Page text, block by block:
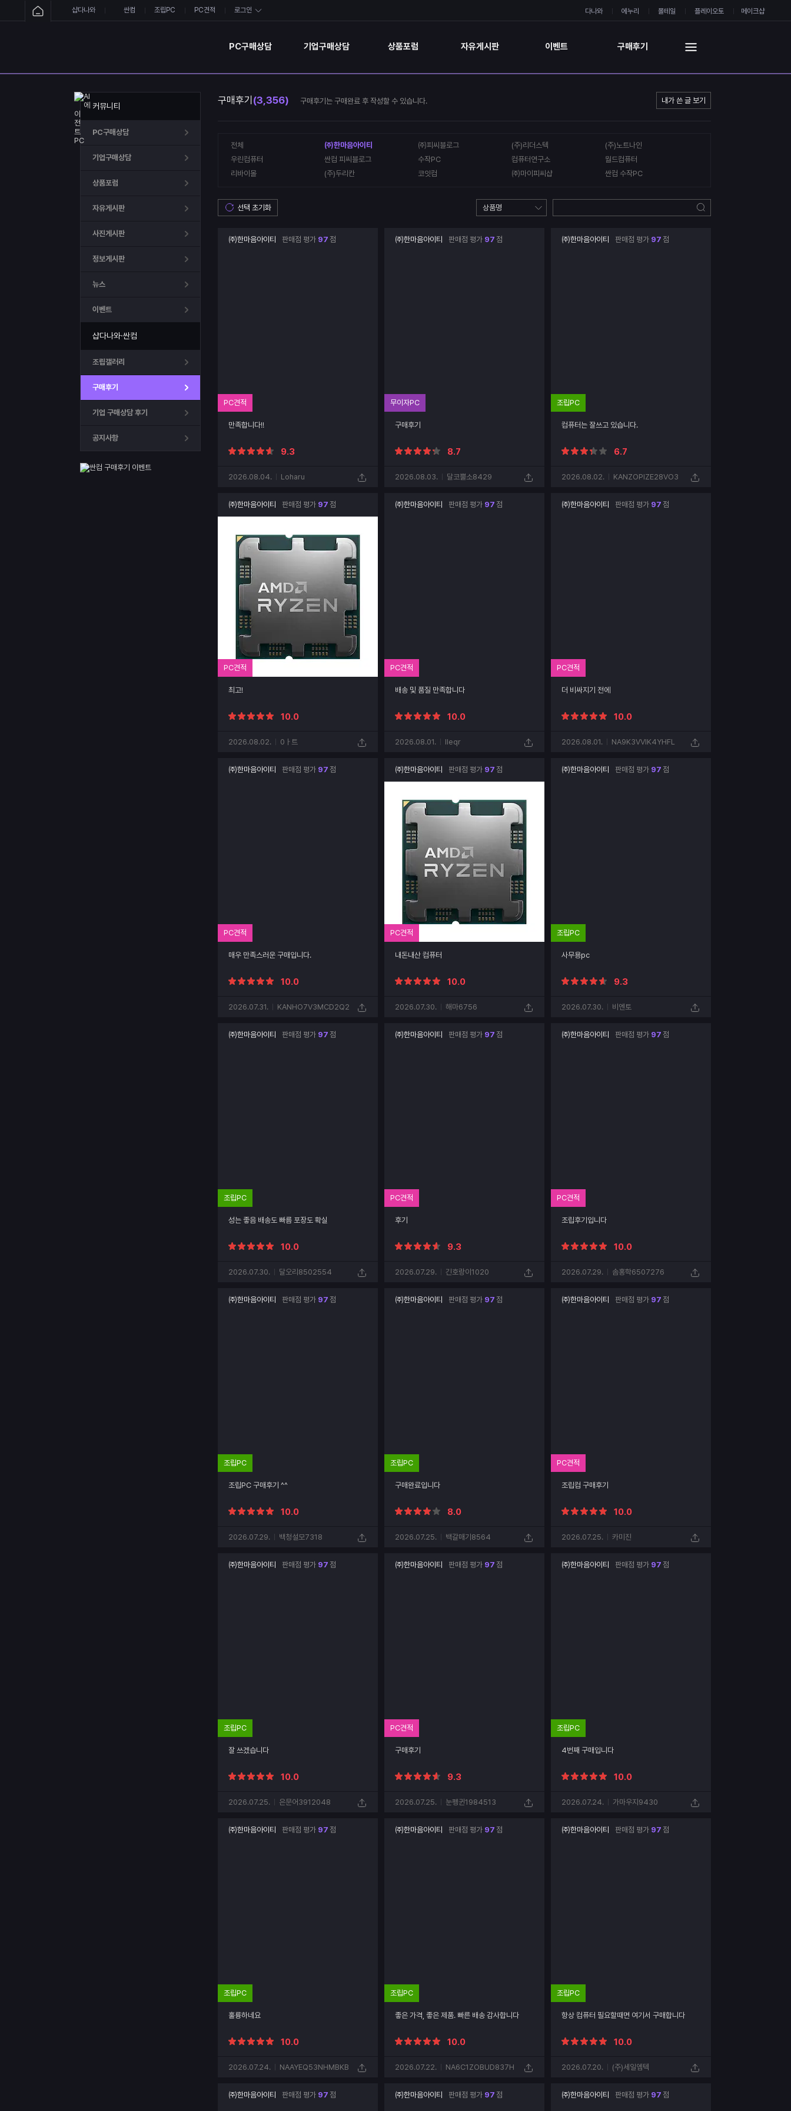
샵다나와 싼컴 조립PC PC견적 로그인 다나와 에누리 몰테일 플레이오토 메이크샵
PC구매상담 기업구매상담 상품포럼 자유게시판 이벤트 구매후기
커뮤니티
PC구매상담
기업구매상담
상품포럼
자유게시판
사진게시판
정보게시판
뉴스
이벤트
샵다나와·싼컴
조립갤러리
구매후기
기업 구매상담 후기
공지사항
구매후기 (3,356) 구매후기는 구매완료 후 작성할 수 있습니다. 내가 쓴 글 보기
전체 ㈜한마음아이티 ㈜피씨블로그 (주)리더스텍
(주)노트나인
우린컴퓨터
싼컴 피씨블로그 수작PC 컴퓨터연구소
월드컴퓨터
리바이몰
(주)두리칸 코잇컴 ㈜마이피씨샵 싼컴 수작PC
선택 초기화
㈜한마음아이티 판매점 평가 97 점
PC견적
만족합니다!!
9.3
2026.08.04. Loharu
㈜한마음아이티 판매점 평가 97 점
무이자PC
구매후기
8.7
2026.08.03. 달코뿔소8429
㈜한마음아이티 판매점 평가 97 점
조립PC
컴퓨터는 잘쓰고 있습니다.
6.7
2026.08.02. KANZOPIZE28VO3
㈜한마음아이티 판매점 평가 97 점
PC견적
최고!
10.0
2026.08.02. 0ㅏ트
㈜한마음아이티 판매점 평가 97 점
PC견적
배송 및 품질 만족합니다
10.0
2026.08.01. IIeqr
㈜한마음아이티 판매점 평가 97 점
PC견적
더 비싸지기 전에
10.0
2026.08.01. NA9K3VVIK4YHFL
㈜한마음아이티 판매점 평가 97 점
PC견적
매우 만족스러운 구매입니다.
10.0
2026.07.31. KANHO7V3MCD2Q2
㈜한마음아이티 판매점 평가 97 점
PC견적
내돈내산 컴퓨터
10.0
2026.07.30. 해마6756
㈜한마음아이티 판매점 평가 97 점
조립PC
사무용pc
9.3
2026.07.30. 비엔토
㈜한마음아이티 판매점 평가 97 점
조립PC
성는 좋음 배송도 빠름 포장도 확실
10.0
2026.07.30. 달오리8502554
㈜한마음아이티 판매점 평가 97 점
PC견적
후기
9.3
2026.07.29. 긴호랑이1020
㈜한마음아이티 판매점 평가 97 점
PC견적
조립후기입니다
10.0
2026.07.29. 솜홍학6507276
㈜한마음아이티 판매점 평가 97 점
조립PC
조립PC 구매후기 ^^
10.0
2026.07.29. 백청설모7318
㈜한마음아이티 판매점 평가 97 점
조립PC
구매완료입니다
8.0
2026.07.25. 백갈매기8564
㈜한마음아이티 판매점 평가 97 점
PC견적
조립컴 구매후기
10.0
2026.07.25. 카미진
㈜한마음아이티 판매점 평가 97 점
조립PC
잘 쓰겠습니다
10.0
2026.07.25. 은문어3912048
㈜한마음아이티 판매점 평가 97 점
PC견적
구매후기
9.3
2026.07.25. 눈펭귄1984513
㈜한마음아이티 판매점 평가 97 점
조립PC
4번째 구매입니다
10.0
2026.07.24. 가마우지9430
㈜한마음아이티 판매점 평가 97 점
조립PC
훌륭하네요
10.0
2026.07.24. NAAYEQ53NHMBKB
㈜한마음아이티 판매점 평가 97 점
조립PC
좋은 가격, 좋은 제품. 빠른 배송 감사합니다
10.0
2026.07.22. NA6C1ZOBUD837H
㈜한마음아이티 판매점 평가 97 점
조립PC
항상 컴퓨터 필요할때면 여기서 구매합니다
10.0
2026.07.20. (주)세일엠텍
㈜한마음아이티 판매점 평가 97 점 ㈜한마음아이티 판매점 평가 97 점 ㈜한마음아이티 판매점 평가 97 점